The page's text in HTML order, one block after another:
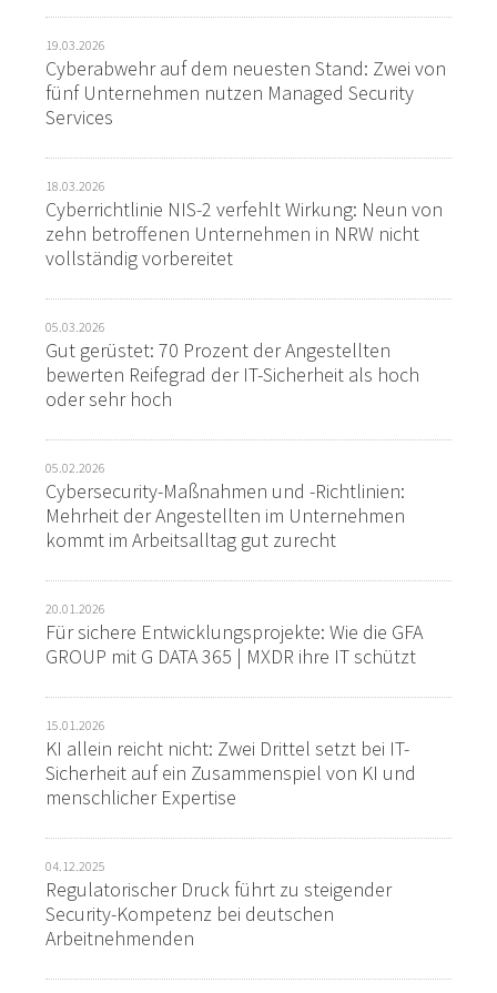
19.03.2026
Cyberabwehr auf dem neuesten Stand: Zwei von
fünf Unternehmen nutzen Managed Security
Services
18.03.2026
Cyberrichtlinie NIS-2 verfehlt Wirkung: Neun von
zehn betroffenen Unternehmen in NRW nicht
vollständig vorbereitet
05.03.2026
Gut gerüstet: 70 Prozent der Angestellten
bewerten Reifegrad der IT-Sicherheit als hoch
oder sehr hoch
05.02.2026
Cybersecurity-Maßnahmen und -Richtlinien:
Mehrheit der Angestellten im Unternehmen
kommt im Arbeitsalltag gut zurecht
20.01.2026
Für sichere Entwicklungsprojekte: Wie die GFA
GROUP mit G DATA 365 | MXDR ihre IT schützt
15.01.2026
KI allein reicht nicht: Zwei Drittel setzt bei IT-
Sicherheit auf ein Zusammenspiel von KI und
menschlicher Expertise
04.12.2025
Regulatorischer Druck führt zu steigender
Security-Kompetenz bei deutschen
Arbeitnehmenden